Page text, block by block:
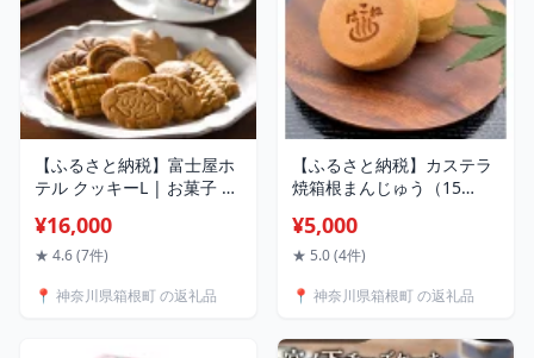
【ふるさと納税】富士屋ホ
テル クッキーL | お菓子 お
スイーツ 人気 おすすめ 焼
き菓子 グルメ ご当地 お土
詰め合わせ 定番 名物 送料
¥16,000
★ 4.6 (7件)
📍 神奈川県箱根町 の返礼品
【ふるさと納税】カステラ
焼箱根まんじゅう（15
頭 マンジュウ カステラ か
すてら 白あん 和菓子 和風
し お菓子 おかし おやつ 常
無料 神奈川 箱根
¥5,000
★ 5.0 (4件)
📍 神奈川県箱根町 の返礼品